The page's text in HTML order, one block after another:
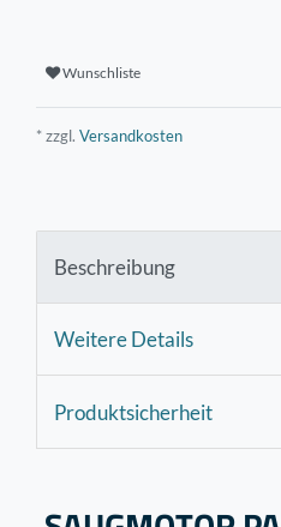
Wunschliste
* zzgl. Versandkosten
Beschreibung
Weitere Details
Produktsicherheit